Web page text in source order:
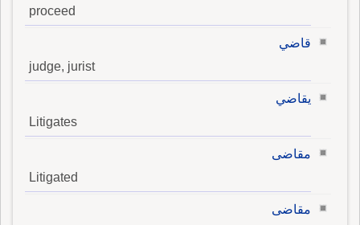
proceed
قاضي
judge, jurist
يقاضي
Litigates
مقاضى
Litigated
مقاضى